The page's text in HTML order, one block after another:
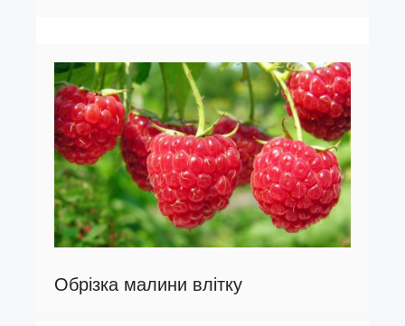
Обрізка малини влітку